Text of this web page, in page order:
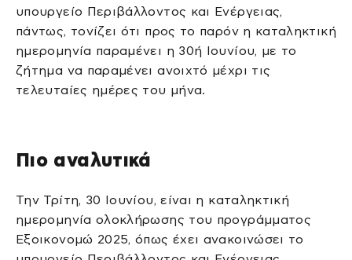
υπουργείο Περιβάλλοντος και Ενέργειας,
πάντως, τονίζει ότι προς το παρόν η καταληκτική
ημερομηνία παραμένει η 30ή Ιουνίου, με το
ζήτημα να παραμένει ανοιχτό μέχρι τις
τελευταίες ημέρες του μήνα.
Πιο αναλυτικά
Την Τρίτη, 30 Ιουνίου, είναι η καταληκτική
ημερομηνία ολοκλήρωσης του προγράμματος
Εξοικονομώ 2025, όπως έχει ανακοινώσει το